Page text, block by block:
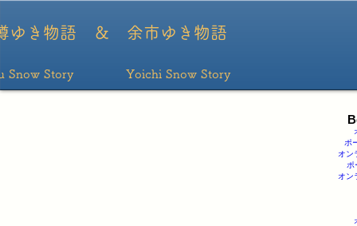
ゆき物語 ＆ ​余市ゆき物語
Snow Story Yoichi Snow Story
ポ
オン
ポ
オン